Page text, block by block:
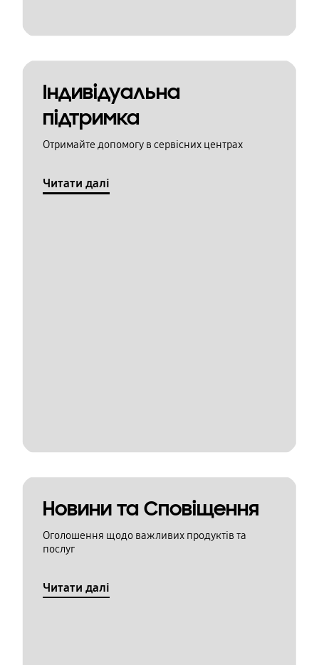
Індивідуальна
підтримка
Отримайте допомогу в сервісних центрах
Читати далі
Новини та Сповіщення
Оголошення щодо важливих продуктів та
послуг
Читати далі